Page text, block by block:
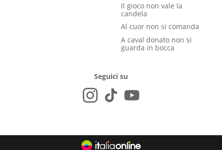
Il gioco non vale la
candela
Al cuor non si comanda
A caval donato non si
guarda in bocca
Seguici su